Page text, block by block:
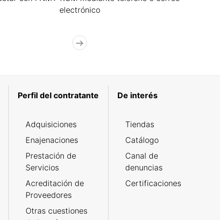
electrónico
Perfil del contratante
Adquisiciones
Enajenaciones
Prestación de
Servicios
Acreditación de
Proveedores
Otras cuestiones
De interés
Tiendas
Catálogo
Canal de
denuncias
Certificaciones